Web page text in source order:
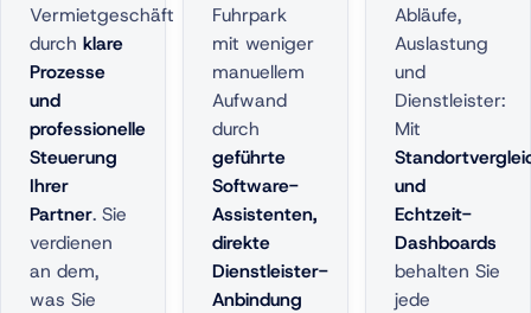
Vermietgeschäft
durch klare
Prozesse
und
professionelle
Steuerung
Ihrer
Partner. Sie
verdienen
an dem,
was Sie
Fuhrpark
mit weniger
manuellem
Aufwand
durch
geführte
Software-
Assistenten,
direkte
Dienstleister-
Anbindung
Abläufe,
Auslastung
und
Dienstleister:
Mit
und
Echtzeit-
Dashboards
behalten Sie
jede